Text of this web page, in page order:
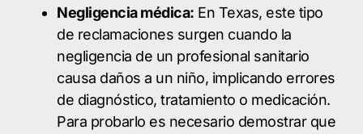
Negligencia médica: En Texas, este tipo
de reclamaciones surgen cuando la
negligencia de un profesional sanitario
causa daños a un niño, implicando errores
de diagnóstico, tratamiento o medicación.
Para probarlo es necesario demostrar que